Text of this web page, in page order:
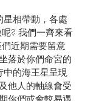
星相帶動，各處
? 我們一齊來看
近期需要留意
落於你們命宮的
的海王星呈現
他人的軸線會受